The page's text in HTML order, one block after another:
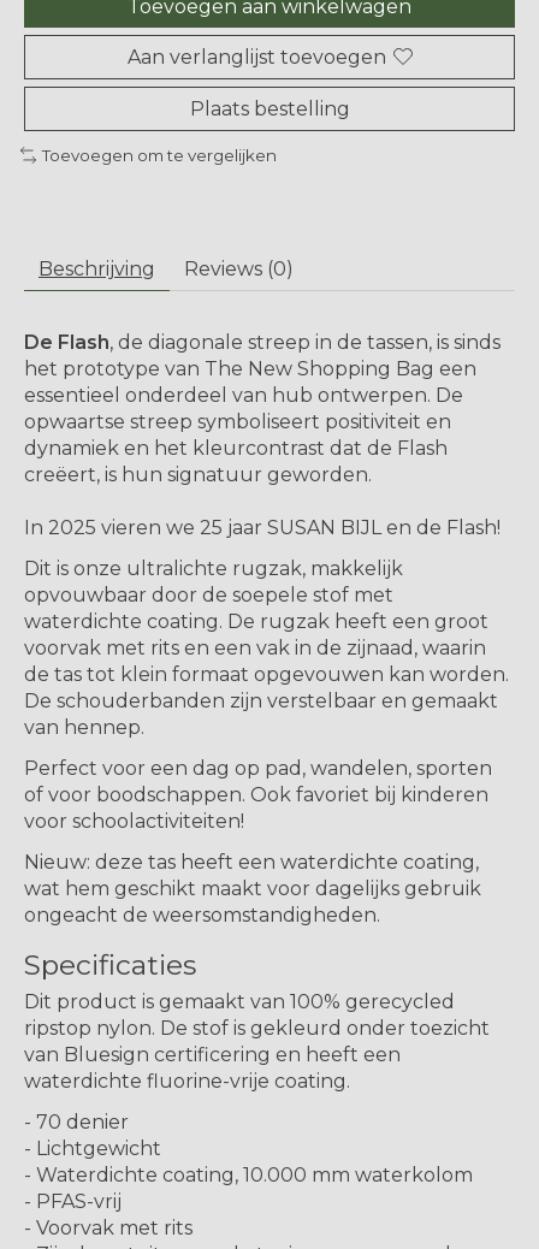
Toevoegen aan winkelwagen
Aan verlanglijst toevoegen
Plaats bestelling
Toevoegen om te vergelijken
Beschrijving Reviews (0)
De Flash, de diagonale streep in de tassen, is sinds
het prototype van The New Shopping Bag een
essentieel onderdeel van hub ontwerpen. De
opwaartse streep symboliseert positiviteit en
dynamiek en het kleurcontrast dat de Flash
creëert, is hun signatuur geworden.
In 2025 vieren we 25 jaar SUSAN BIJL en de Flash!
Dit is onze ultralichte rugzak, makkelijk
opvouwbaar door de soepele stof met
waterdichte coating. De rugzak heeft een groot
voorvak met rits en een vak in de zijnaad, waarin
de tas tot klein formaat opgevouwen kan worden.
De schouderbanden zijn verstelbaar en gemaakt
van hennep.
Perfect voor een dag op pad, wandelen, sporten
of voor boodschappen. Ook favoriet bij kinderen
voor schoolactiviteiten!
Nieuw: deze tas heeft een waterdichte coating,
wat hem geschikt maakt voor dagelijks gebruik
ongeacht de weersomstandigheden.
Specificaties
Dit product is gemaakt van 100% gerecycled
ripstop nylon. De stof is gekleurd onder toezicht
van Bluesign certificering en heeft een
waterdichte fluorine-vrije coating.
- 70 denier
- Lichtgewicht
- Waterdichte coating, 10.000 mm waterkolom
- PFAS-vrij
- Voorvak met rits